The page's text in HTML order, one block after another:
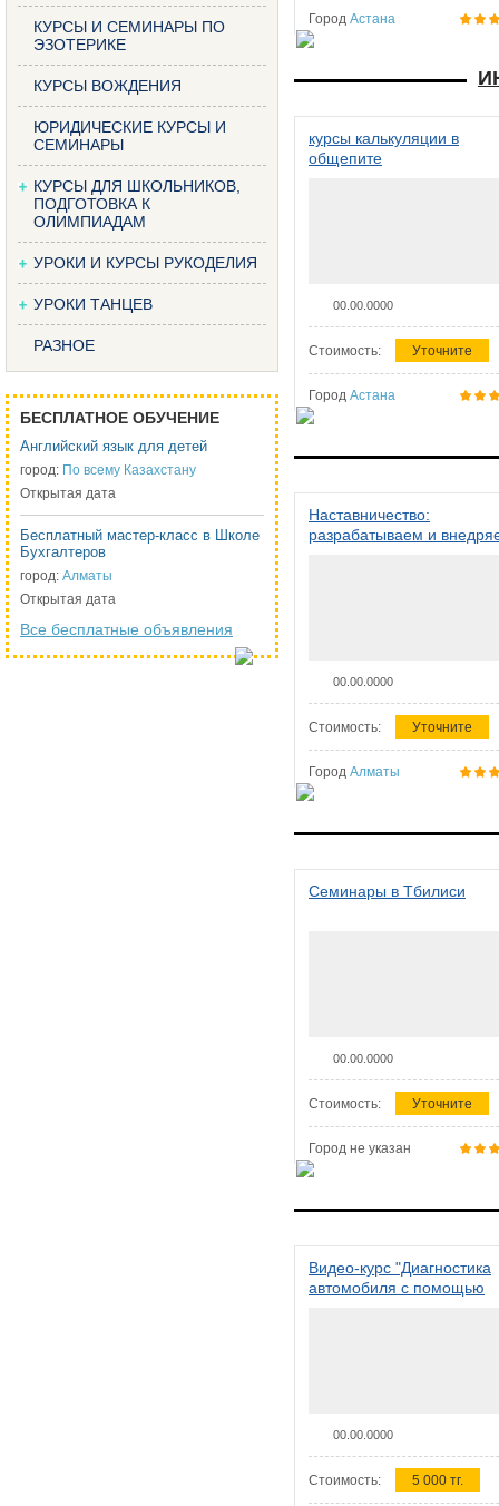
КУРСЫ И СЕМИНАРЫ ПО
ЭЗОТЕРИКЕ
КУРСЫ ВОЖДЕНИЯ
ЮРИДИЧЕСКИЕ КУРСЫ И
СЕМИНАРЫ
КУРСЫ ДЛЯ ШКОЛЬНИКОВ,
ПОДГОТОВКА К
ОЛИМПИАДАМ
УРОКИ И КУРСЫ РУКОДЕЛИЯ
УРОКИ ТАНЦЕВ
РАЗНОЕ
БЕСПЛАТНОЕ ОБУЧЕНИЕ
Английский язык для детей
город: По всему Казахстану
Открытая дата
Бесплатный мастер-класс в Школе
Бухгалтеров
город: Алматы
Открытая дата
Все бесплатные объявления
Город Астана
курсы калькуляции в
общепите
00.00.0000
Стоимость: Уточните
Город Астана
Наставничество:
разрабатываем и
00.00.0000
Стоимость: Уточните
Город Алматы
Семинары в Тбилиси
00.00.0000
Стоимость: Уточните
Город не указан
Видео-курс "Диагностика
автомобиля с помощью
00.00.0000
Стоимость: 5 000 тг.